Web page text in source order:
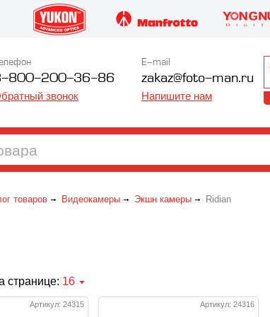
800-200-36-86
звонок
E-mail
zakaz@foto-man.ru
Напишите нам
товаров Видеокамеры Экшн камеры Ridian
странице: 16
Артикул: 24315 Артикул: 24316